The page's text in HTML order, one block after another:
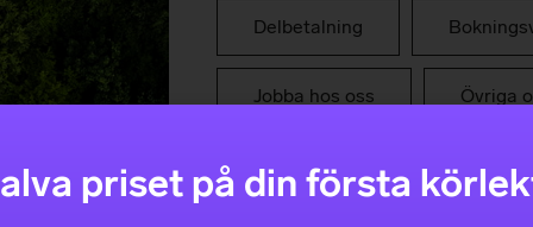
Delbetalning
Jobba hos oss Övriga
priset på din första